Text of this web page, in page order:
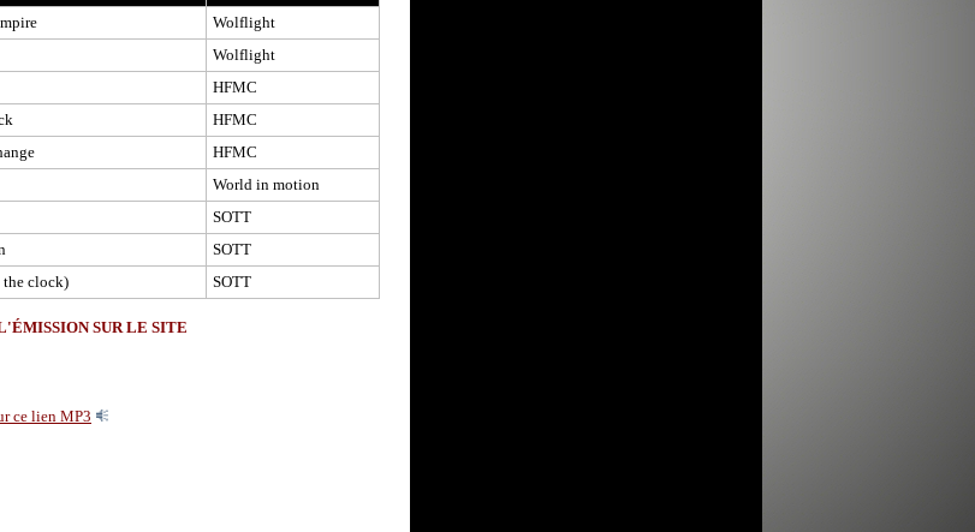
Wolflight
Wolflight
HFMC
HFMC
HFMC
World in motion
SOTT
SOTT
the clock) SOTT
SUR LE SITE
ce lien MP3